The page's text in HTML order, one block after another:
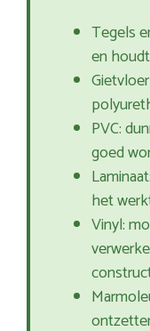
Tegels
en
PVC:
goed
het
Vinyl: